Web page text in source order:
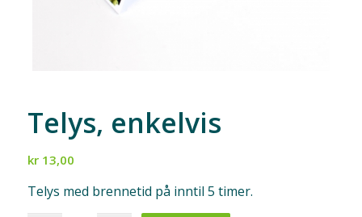
Telys, enkelvis
kr13,00
Telys med brennetid på inntil 5 timer.